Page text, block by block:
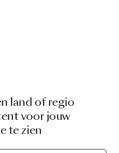
land of regio
voor jouw
te zien